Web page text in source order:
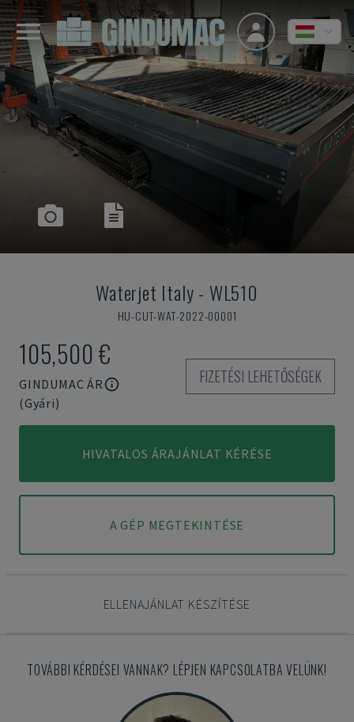
Waterjet Italy- WL510
HU-CUT-WAT-2022-00001
105,500 €
GINDUMAC ÁR
(Gyári)
FIZETÉSI LEHETŐSÉGEK
HIVATALOS ÁRAJÁNLAT KÉRÉSE
A GÉP MEGTEKINTÉSE
ELLENAJÁNLAT KÉSZÍTÉSE
TOVÁBBI KÉRDÉSEI VANNAK? LÉPJEN KAPCSOLATBA VELÜNK!